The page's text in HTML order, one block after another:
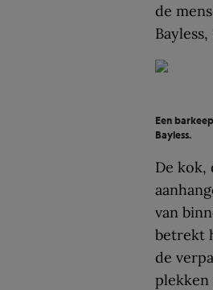
de
Bayless,
Een
Bayless.
De kok,
van
betrekt
de
plekken